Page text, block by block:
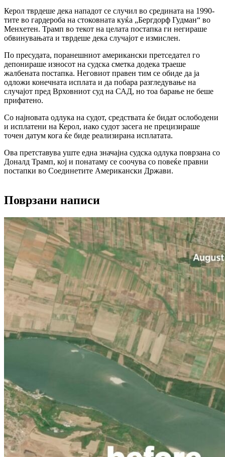
Керол тврдеше дека нападот се случил во средината на 1990-
тите во гардероба на стоковната куќа „Бергдорф Гудман“ во
Менхетен. Трамп во текот на целата постапка ги негираше
обвинувањата и тврдеше дека случајот е измислен.
По пресудата, поранешниот американски претседател го
депонираше износот на судска сметка додека траеше
жалбената постапка. Неговиот правен тим се обиде да ја
одложи конечната исплата и да побара разгледување на
случајот пред Врховниот суд на САД, но тоа барање не беше
прифатено.
Со најновата одлука на судот, средствата ќе бидат ослободени
и исплатени на Керол, иако судот засега не прецизираше
точен датум кога ќе биде реализирана исплатата.
Ова претставува уште една значајна судска одлука поврзана со
Доналд Трамп, кој и понатаму се соочува со повеќе правни
постапки во Соединетите Американски Држави.
Поврзани написи